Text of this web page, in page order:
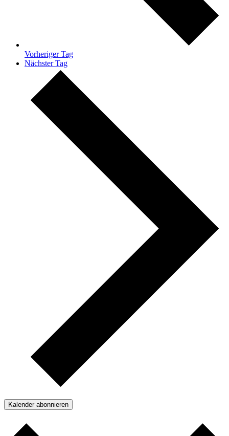
Vorheriger Tag
Nächster Tag
Kalender abonnieren